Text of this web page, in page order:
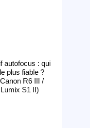
autofocus : qui
plus fiable ?
R6 III /
S1 II)